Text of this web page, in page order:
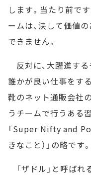
します。当たり前で
ームは、決して価値
できません。
反対に、大躍進す
誰かが良い仕事をす
靴のネット通販会社
うチームで行うある
「Super Nifty and
きなこと）」の略です。
「ザドル」と呼ばれ